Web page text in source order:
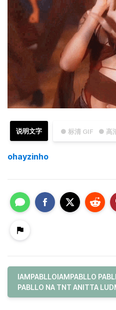
● 标清 GIF ● 高
说明文字
ohayzinho
IAMPABLLOIAMPABLLO
PABLLO NA TNT ANITTA